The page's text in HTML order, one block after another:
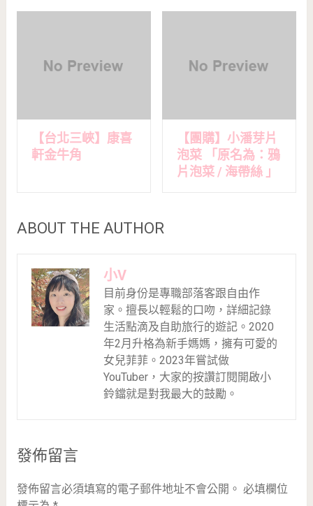
【台北三峽】康喜
軒金牛角
【團購】小潘芽片
泡菜 「原名為：鴉
片泡菜 / 海帶絲 」
ABOUT THE AUTHOR
小V
目前身份是專職部落客跟自由作
家。擅長以輕鬆的口吻，詳細記錄
生活點滴及自助旅行的遊記。2020
年2月升格為新手媽媽，擁有可愛的
女兒菲菲。2023年嘗試做
YouTuber，大家的按讚訂閱開啟小
鈴鐺就是對我最大的鼓勵。
發佈留言
發佈留言必須填寫的電子郵件地址不會公開。 必填欄位